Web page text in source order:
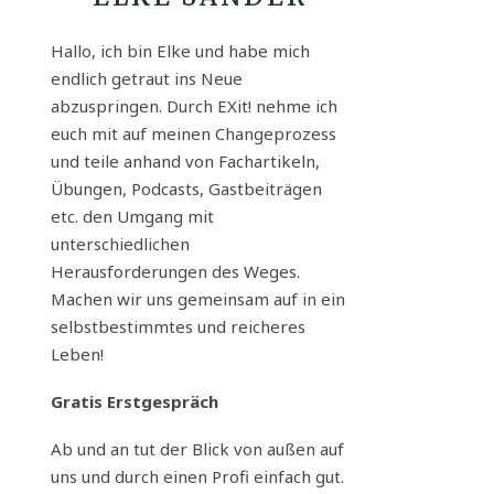
Hallo, ich bin Elke und habe mich
endlich getraut ins Neue
abzuspringen. Durch EXit! nehme ich
euch mit auf meinen Changeprozess
und teile anhand von Fachartikeln,
Übungen, Podcasts, Gastbeiträgen
etc. den Umgang mit
unterschiedlichen
Herausforderungen des Weges.
Machen wir uns gemeinsam auf in ein
selbstbestimmtes und reicheres
Leben!
Gratis Erstgespräch
Ab und an tut der Blick von außen auf
uns und durch einen Profi einfach gut.